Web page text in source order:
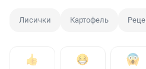
Лисички Картофель